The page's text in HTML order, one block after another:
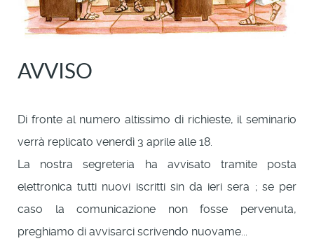
AVVISO
Di fronte al numero altissimo di richieste, il seminario
verrà replicato venerdì 3 aprile alle 18.
La nostra segreteria ha avvisato tramite posta
elettronica tutti nuovi iscritti sin da ieri sera ; se per
caso la comunicazione non fosse pervenuta,
preghiamo di avvisarci scrivendo nuovame...